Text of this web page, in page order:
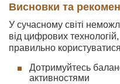
Висновки та
У сучасному світі
від цифрових
правильно
Дотримуйтесь
активностями